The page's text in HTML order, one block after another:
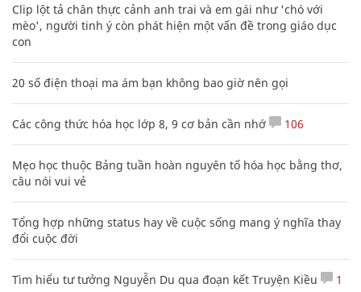
Clip lột tả chân thực cảnh anh trai và em gái như 'chó với
mèo', người tinh ý còn phát hiện một vấn đề trong giáo dục
con
20 số điện thoại ma ám bạn không bao giờ nên gọi
Các công thức hóa học lớp 8, 9 cơ bản cần nhớ 106
Mẹo học thuộc Bảng tuần hoàn nguyên tố hóa học bằng thơ,
câu nói vui vẻ
Tổng hợp những status hay về cuộc sống mang ý nghĩa thay
đổi cuộc đời
Tìm hiểu tư tưởng Nguyễn Du qua đoạn kết Truyện Kiều 1